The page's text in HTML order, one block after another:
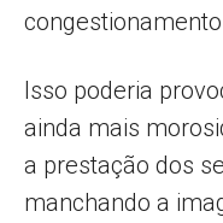
Isso poderia
ainda mais
a prestação dos
manchando a